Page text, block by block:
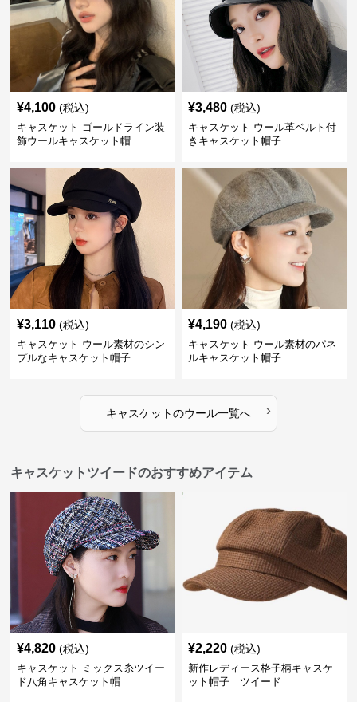
¥4,100 (税込)
キャスケット ゴールドライン装
飾ウールキャスケット帽
¥3,480 (税込)
キャスケット ウール革ベルト付
きキャスケット帽子
¥3,110 (税込)
キャスケット ウール素材のシン
プルなキャスケット帽子
¥4,190 (税込)
キャスケット ウール素材のパネ
ルキャスケット帽子
キャスケットのウール一覧へ ›
キャスケットツイードのおすすめアイテム
¥4,820 (税込)
キャスケット ミックス糸ツイー
ド八角キャスケット帽
¥2,220 (税込)
新作レディース格子柄キャスケ
ット帽子 ツイード